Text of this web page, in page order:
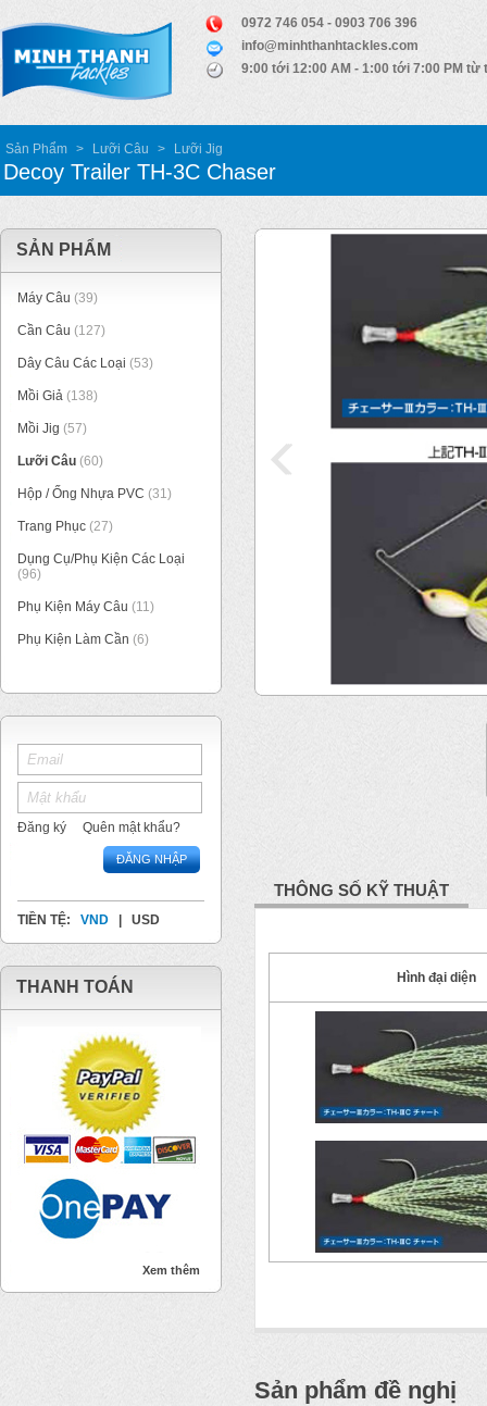
0972 746 054 - 0903 706 396
info@minhthanhtackles.com
9:00 tới 12:00 AM - 1:00 tới 7:00 PM từ
Sản Phẩm > Lưỡi Câu > Lưỡi Jig
Decoy Trailer TH-3C Chaser
SẢN PHẨM
Máy Câu (39)
Cần Câu (127)
Dây Câu Các Loại (53)
Mồi Giả (138)
Mồi Jig (57)
Lưỡi Câu (60)
Hộp / Ống Nhựa PVC (31)
Trang Phục (27)
Dụng Cụ/Phụ Kiện Các Loại
(96)
Phụ Kiện Máy Câu (11)
Phụ Kiện Làm Cần (6)
Đăng ký Quên mật khẩu?
ĐĂNG NHẬP
TIỀN TỆ: VND USD
THANH TOÁN
Xem thêm
THÔNG SỐ KỸ THUẬT
Hình đại diện
Sản phẩm đề nghị